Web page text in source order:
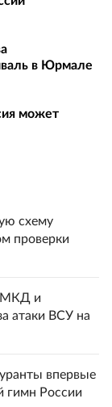
в Юрмале
может
схему
проверки
МКД и
атаки ВСУ на
впервые
гимн России